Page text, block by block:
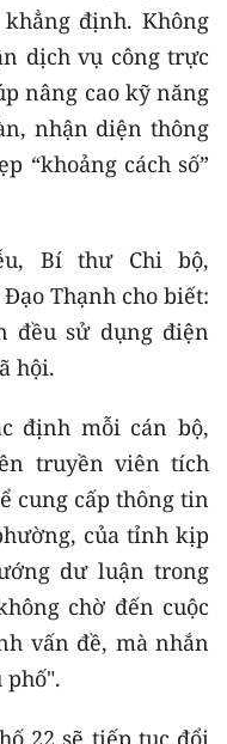
định. Không
dịch vụ công trực
nâng cao kỹ năng
nhận diện thông
“khoảng cách số”
Bí thư Chi bộ,
Thạnh cho biết:
đều sử dụng điện
hội.
định mỗi cán bộ,
truyền viên tích
cung cấp thông tin
của tỉnh kịp
dư luận trong
chờ đến cuộc
vấn đề, mà nhắn
phố".
22 sẽ tiếp tục đổi